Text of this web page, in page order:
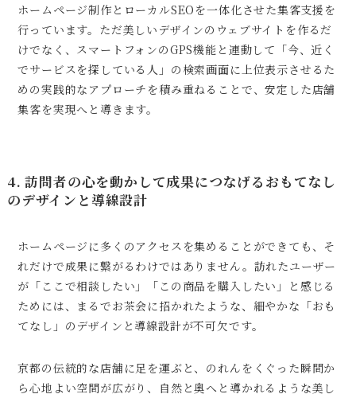
ホームページ制作とローカルSEOを一体化させた集客支援を
行っています。ただ美しいデザインのウェブサイトを作るだ
けでなく、スマートフォンのGPS機能と連動して「今、近く
でサービスを探している人」の検索画面に上位表示させるた
めの実践的なアプローチを積み重ねることで、安定した店舗
集客を実現へと導きます。
4. 訪問者の心を動かして成果につなげるおもてなし
のデザインと導線設計
ホームページに多くのアクセスを集めることができても、そ
れだけで成果に繋がるわけではありません。訪れたユーザー
が「ここで相談したい」「この商品を購入したい」と感じる
ためには、まるでお茶会に招かれたような、細やかな「おも
てなし」のデザインと導線設計が不可欠です。
京都の伝統的な店舗に足を運ぶと、のれんをくぐった瞬間か
ら心地よい空間が広がり、自然と奥へと導かれるような美し